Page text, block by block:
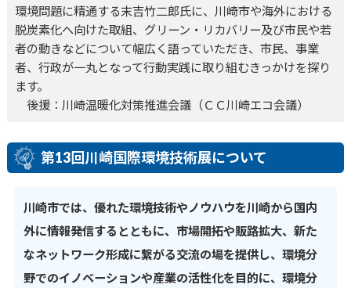
環境問題に精通する末吉竹二郎氏に、川崎市や海外における
脱炭素化へ向けた取組、グリーン・リカバリー及び市民や若
者の動きなどについて幅広く語っていただき、市民、事業
者、行政が一丸となって行動実践に取り組むきっかけを探り
ます。
後援：川崎温暖化対策推進会議（ＣＣ川崎エコ会議）
第13回川崎国際環境技術展について
川崎市では、優れた環境技術やノウハウを川崎から国内
外に情報発信するとともに、市場開拓や販路拡大、新た
なネットワーク形成に繋がる交流の場を提供し、環境分
野でのイノベーションや産業の活性化を目的に、環境分